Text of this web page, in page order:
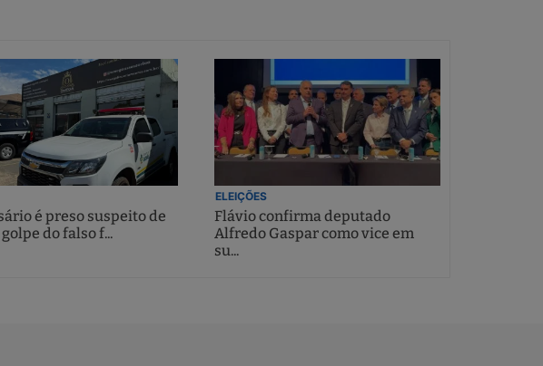
é preso suspeito de
do falso f...
ELEIÇÕES
Flávio confirma deputado
Alfredo Gaspar como vice em
su...